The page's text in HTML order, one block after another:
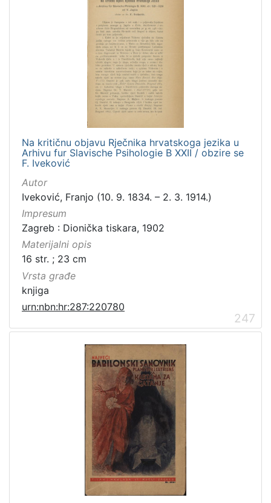
Na kritičnu objavu Rječnika hrvatskoga jezika u
Arhivu fur Slavische Psihologie B XXII / obzire se
F. Iveković
Autor
Iveković, Franjo (10. 9. 1834. – 2. 3. 1914.)
Impresum
Zagreb : Dionička tiskara, 1902
Materijalni opis
16 str. ; 23 cm
Vrsta građe
knjiga
urn:nbn:hr:287:220780
247